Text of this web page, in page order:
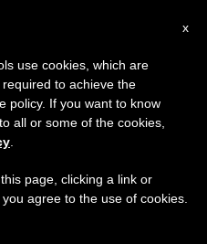
‘Farid
×
haremos la pausa
el periodo de verano
y también el
x
use cookies, which are
to achieve the
policy. If you want to know
all or some of the cookies,
page, clicking a link or
agree to the use of cookies.